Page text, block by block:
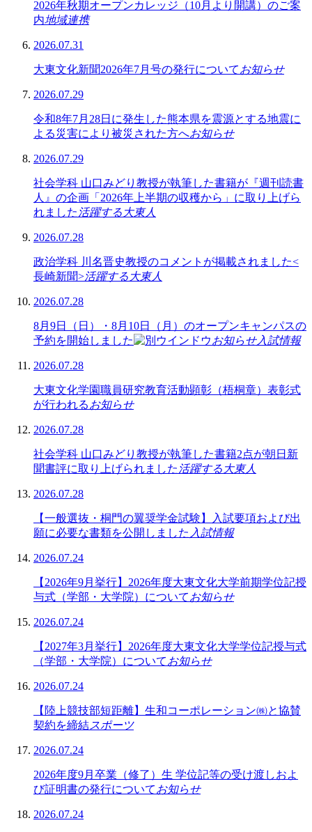
2026年秋期オープンカレッジ（10月より開講）のご案
内地域連携
2026.07.31
大東文化新聞2026年7月号の発行について お知らせ
2026.07.29
令和8年7月28日に発生した熊本県を震源とする地震に
よる災害により被災された方へお知らせ
2026.07.29
社会学科 山口みどり教授が執筆した書籍が『週刊読書
人』の企画「2026年上半期の収穫から」に取り上げら
れました 活躍する大東人
2026.07.28
政治学科 川名晋史教授のコメントが掲載されました<
長崎新聞>活躍する大東人
2026.07.28
8月9日（日）・8月10日（月）のオープンキャンパスの
予約を開始しました
お知らせ入試情報
2026.07.28
大東文化学園職員研究教育活動顕彰（梧桐章）表彰式
が行われる お知らせ
2026.07.28
社会学科 山口みどり教授が執筆した書籍2点が朝日新
聞書評に取り上げられました 活躍する大東人
2026.07.28
【一般選抜・桐門の翼奨学金試験】入試要項および出
願に必要な書類を公開しました 入試情報
2026.07.24
【2026年9月挙行】2026年度大東文化大学前期学位記授
与式（学部・大学院）について お知らせ
2026.07.24
【2027年3月挙行】2026年度大東文化大学学位記授与式
（学部・大学院）について お知らせ
2026.07.24
【陸上競技部短距離】生和コーポレーション㈱と協賛
契約を締結 スポーツ
2026.07.24
2026年度9月卒業（修了）生 学位記等の受け渡しおよ
び証明書の発行について お知らせ
2026.07.24